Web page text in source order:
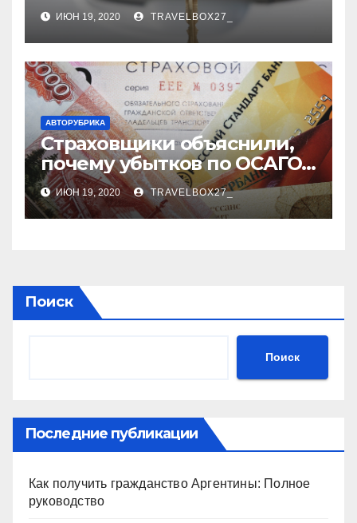
ИЮН 19, 2020 TRAVELBOX27_
АВТОРУБРИКА
Страховщики объяснили,
почему убытков по ОСАГО
стало меньше
ИЮН 19, 2020 TRAVELBOX27_
Поиск
Поиск
Последние публикации
Как получить гражданство Аргентины: Полное
руководство